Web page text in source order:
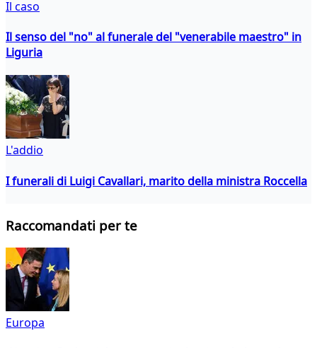
Il caso
Il senso del "no" al funerale del "venerabile maestro" in
Liguria
L'addio
I funerali di Luigi Cavallari, marito della ministra Roccella
Raccomandati per te
Europa